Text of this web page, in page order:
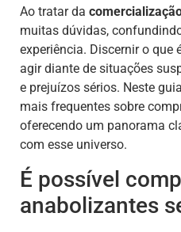
Ao tratar da
muitas dúvidas,
experiência. Discernir o que
agir diante de situações
e prejuízos sérios. Neste
mais frequentes sobre
oferecendo um panorama
com esse universo.
É possível
anabolizantes